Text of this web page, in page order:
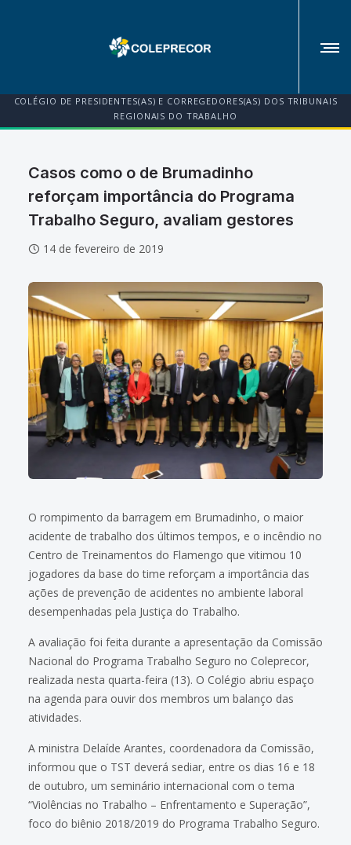
COLÉGIO DE PRESIDENTES(AS) E CORREGEDORES(AS) DOS TRIBUNAIS
REGIONAIS DO TRABALHO
Casos como o de Brumadinho
reforçam importância do Programa
Trabalho Seguro, avaliam gestores
14 de fevereiro de 2019
O rompimento da barragem em Brumadinho, o maior
acidente de trabalho dos últimos tempos, e o incêndio no
Centro de Treinamentos do Flamengo que vitimou 10
jogadores da base do time reforçam a importância das
ações de prevenção de acidentes no ambiente laboral
desempenhadas pela Justiça do Trabalho.
A avaliação foi feita durante a apresentação da Comissão
Nacional do Programa Trabalho Seguro no Coleprecor,
realizada nesta quarta-feira (13). O Colégio abriu espaço
na agenda para ouvir dos membros um balanço das
atividades.
A ministra Delaíde Arantes, coordenadora da Comissão,
informou que o TST deverá sediar, entre os dias 16 e 18
de outubro, um seminário internacional com o tema
“Violências no Trabalho – Enfrentamento e Superação”,
foco do biênio 2018/2019 do Programa Trabalho Seguro.